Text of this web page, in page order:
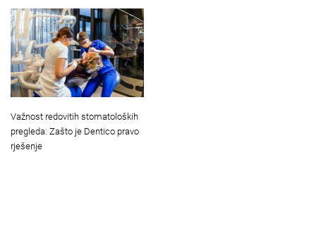
Važnost redovitih stomatoloških
pregleda: Zašto je Dentico pravo
rješenje